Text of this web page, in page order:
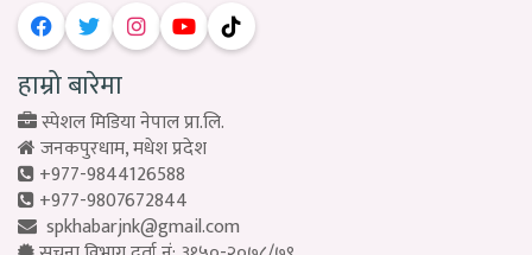
हाम्रो बारेमा
स्पेशल मिडिया नेपाल प्रा.लि.
जनकपुरधाम, मधेश प्रदेश
+977-9844126588
+977-9807672844
spkhabarjnk@gmail.com